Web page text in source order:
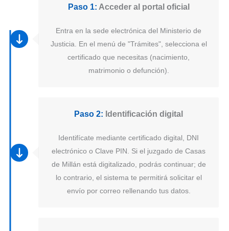
Paso 1: Acceder al portal oficial
Entra en la sede electrónica del Ministerio de
Justicia. En el menú de "Trámites", selecciona el
certificado que necesitas (nacimiento,
matrimonio o defunción).
Paso 2: Identificación digital
Identifícate mediante certificado digital, DNI
electrónico o Clave PIN. Si el juzgado de Casas
de Millán está digitalizado, podrás continuar; de
lo contrario, el sistema te permitirá solicitar el
envío por correo rellenando tus datos.